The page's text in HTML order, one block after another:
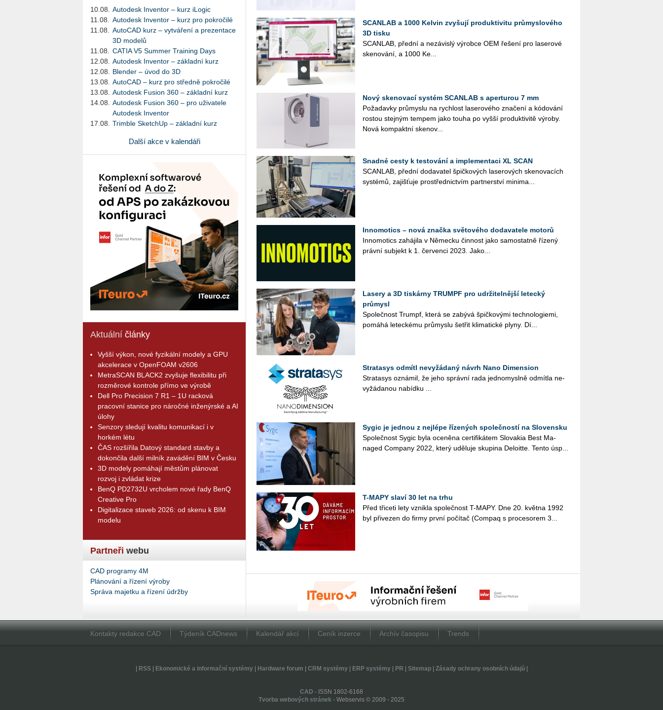
10.08.
Autodesk Inventor – kurz iLogic
11.08.
Autodesk Inventor – kurz pro pokročilé
11.08.
AutoCAD kurz – vytváření a prezentace
3D modelů
11.08.
CATIA V5 Summer Training Days
12.08.
Autodesk Inventor – základní kurz
12.08.
Blender – úvod do 3D
13.08.
AutoCAD – kurz pro středně pokročilé
13.08.
Autodesk Fusion 360 – základní kurz
14.08.
Autodesk Fusion 360 – pro uživatele
Autodesk Inventor
17.08.
Trimble SketchUp – základní kurz
Další akce v kalendáři
Aktuální články
Vyšší výkon, nové fyzikální modely a GPU
akcelerace v OpenFOAM v2606
MetraSCAN BLACK2 zvyšuje flexibilitu při
rozměrové kontrole přímo ve výrobě
Dell Pro Precision 7 R1 – 1U racková
pracovní stanice pro náročné inženýrské a AI
úlohy
Senzory sledují kvalitu komunikací i v
horkém létu
ČAS rozšířila Datový standard stavby a
dokončila další milník zavádění BIM v Česku
3D modely pomáhají městům plánovat
rozvoj i zvládat krize
BenQ PD2732U vrcholem nové řady BenQ
Creative Pro
Digitalizace staveb 2026: od skenu k BIM
modelu
Partneři webu
CAD programy 4M
Plánování a řízení výroby
Správa majetku a řízení údržby
SCANLAB a 1000 Kelvin zvyšují produktivitu průmyslového
3D tisku
SCAN­LAB, před­ní a ne­zá­vis­lý vý­rob­ce OEM ře­še­ní pro la­se­ro­vé
ske­no­vá­ní, a 1000 Ke...
Nový skenovací systém SCANLAB s aperturou 7 mm
Po­ža­dav­ky prů­mys­lu na rych­lost la­se­ro­vé­ho zna­če­ní a kódo­vá­ní
ros­tou stej­ným tem­pem jako touha po vyšší pro­duk­ti­vi­tě vý­ro­by.
Nová kom­pakt­ní ske­no­v...
Snadné cesty k testování a implementaci XL SCAN
SCAN­LAB, před­ní do­da­va­tel špič­ko­vých la­se­ro­vých ske­no­va­cích
sys­té­mů, za­jiš­ťu­je pro­střed­nic­tvím part­ner­ství mi­ni­ma­...
Innomotics – nová značka světového dodavatele motorů
In­no­mo­tics za­há­ji­la v Ně­mec­ku čin­nost jako sa­mo­stat­ně ří­ze­ný
práv­ní sub­jekt k 1. čer­ven­ci 2023. Jako...
Lasery a 3D tiskárny TRUMPF pro udržitelnější letecký
průmysl
Spo­leč­nost Trum­pf, která se za­bý­vá špič­ko­vý­mi tech­no­lo­gi­e­mi,
po­má­há le­tec­ké­mu prů­mys­lu še­t­řit kli­ma­tic­ké plyny. Dí...
Stratasys odmítl nevyžádaný návrh Nano Dimension
Stra­ta­sys ozná­mil, že jeho správ­ní rada jed­no­my­sl­ně od­mít­la ne­
vy­žá­da­nou na­bíd­ku ...
Sygic je jednou z nejlépe řízených společností na Slovensku
Spo­leč­nost Sygic byla oce­ně­na cer­ti­fi­ká­tem Slo­va­kia Best Ma­
naged Com­pa­ny 2022, který udě­lu­je sku­pi­na De­lo­it­te. Tento úsp...
T-MAPY slaví 30 let na trhu
Před tři­ce­ti lety vznik­la spo­leč­nost T-MAPY. Dne 20. květ­na 1992
byl při­ve­zen do firmy první po­čí­tač (Com­paq s pro­ce­so­rem 3...
Kontakty redakce CAD Týdeník CADnews Kalendář akcí Ceník inzerce Archív časopisu Trends
RSS| Ekonomické a informační systémy| Hardware forum CRM systémy| ERP systémy| PR Sitemap| Zásady ochrany osobních údajů|
CAD - ISSN 1802-6168
Tvorba webových stránek - Webservis © 2009 - 2025